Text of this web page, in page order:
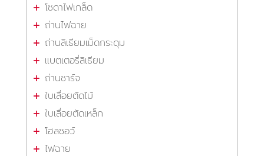
โซดาไฟเกล็ด
ถ่านไฟฉาย
ถ่านลิเธียมเม็ดกระดุม
แบตเตอรี่ลิเธียม
ถ่านชาร์จ
ใบเลื่อยตัดไม้
ใบเลื่อยตัดเหล็ก
โฮลซอว์
ไฟฉาย